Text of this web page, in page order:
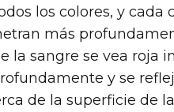
los colores, y
más
sangre se vea roja
y se
de la superficie de